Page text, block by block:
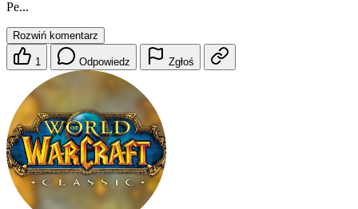
Pe...
Rozwiń komentarz
1 Odpowiedz Zgłoś